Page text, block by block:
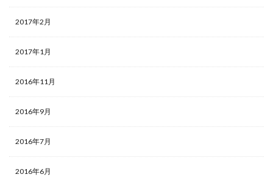
2017年2月
2017年1月
2016年11月
2016年9月
2016年7月
2016年6月